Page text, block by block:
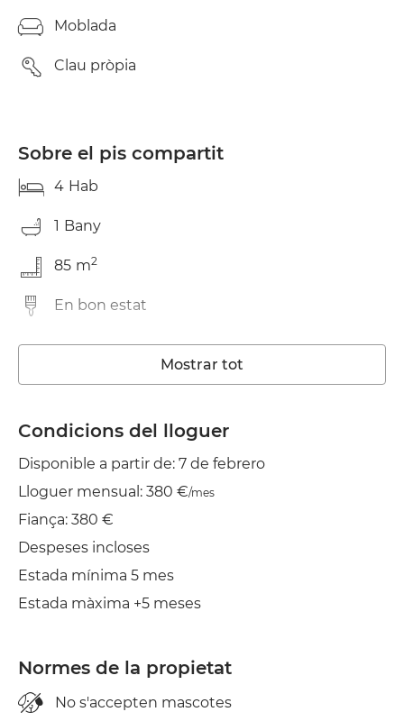
Moblada
Clau pròpia
Sobre el pis compartit
4 Hab
1 Bany
85 m2
En bon estat
Rentadora
Ascensor
Wifi
TV
Balcó
Estenedor
Mostrar tot
Condicions del lloguer
Disponible a partir de: 7 de febrero
Lloguer mensual: 380 €/mes
Fiança: 380 €
Despeses incloses
Estada mínima 5 mes
Estada màxima +5 meses
Normes de la propietat
No s'accepten mascotes